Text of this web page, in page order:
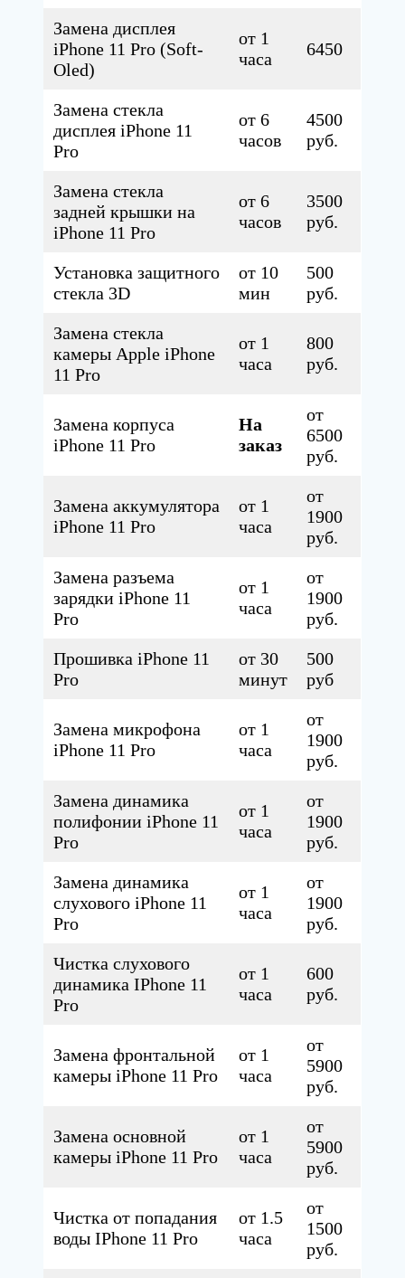
Замена дисплея
iPhone 11 Pro (Soft-
Oled)
от 1
часа
6450
Замена стекла
дисплея iPhone 11
Pro
от 6
часов
4500
руб.
Замена стекла
задней крышки на
iPhone 11 Pro
от 6
часов
3500
руб.
Установка защитного
стекла 3D
от 10
мин
500
руб.
Замена стекла
камеры Apple iPhone
11 Pro
от 1
часа
800
руб.
Замена корпуса
iPhone 11 Pro
На
заказ
от
6500
руб.
Замена аккумулятора
iPhone 11 Pro
от 1
часа
от
1900
руб.
Замена разъема
зарядки iPhone 11
Pro
от 1
часа
от
1900
руб.
Прошивка iPhone 11
Pro
от 30
минут
500
руб
Замена микрофона
iPhone 11 Pro
от 1
часа
от
1900
руб.
Замена динамика
полифонии iPhone 11
Pro
от 1
часа
от
1900
руб.
Замена динамика
слухового iPhone 11
Pro
от 1
часа
от
1900
руб.
Чистка слухового
динамика IPhone 11
Pro
от 1
часа
600
руб.
Замена фронтальной
камеры iPhone 11 Pro
от 1
часа
от
5900
руб.
Замена основной
камеры iPhone 11 Pro
от 1
часа
от
5900
руб.
Чистка от попадания
воды IPhone 11 Pro
от 1.5
часа
от
1500
руб.